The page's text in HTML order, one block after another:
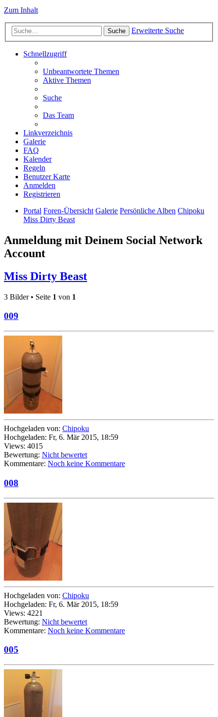
Zum Inhalt
Suche Erweiterte Suche
Schnellzugriff
Unbeantwortete Themen
Aktive Themen
Suche
Das Team
Linkverzeichnis
Galerie
FAQ
Kalender
Regeln
Benutzer Karte
Anmelden
Registrieren
Portal Foren-Übersicht Galerie Persönliche Alben Chipoku
Miss Dirty Beast
Anmeldung mit Deinem Social Network
Account
Miss Dirty Beast
3 Bilder • Seite 1 von 1
009
Hochgeladen von: Chipoku
Hochgeladen: Fr, 6. Mär 2015, 18:59
Views: 4015
Bewertung: Nicht bewertet
Kommentare: Noch keine Kommentare
008
Hochgeladen von: Chipoku
Hochgeladen: Fr, 6. Mär 2015, 18:59
Views: 4221
Bewertung: Nicht bewertet
Kommentare: Noch keine Kommentare
005